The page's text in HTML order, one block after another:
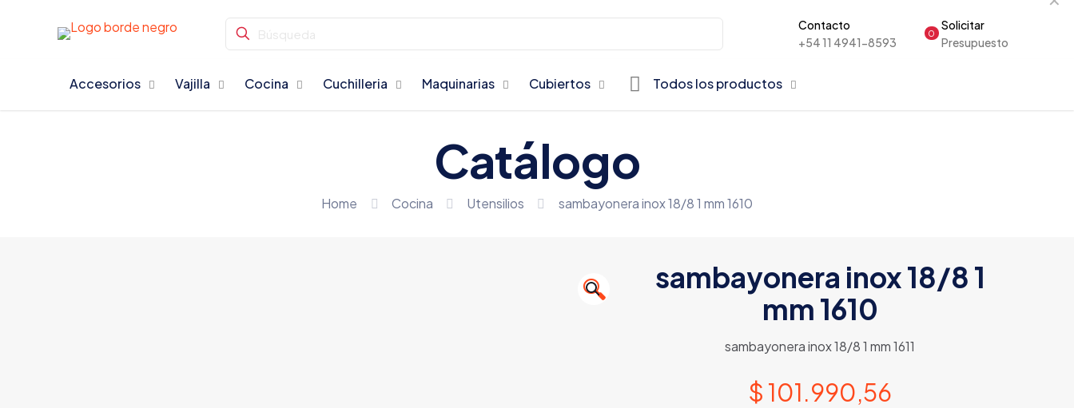
Contacto
+54 11 4941-8593
0
Solicitar
Presupuesto
Accesorios Vajilla Cocina Cuchilleria Maquinarias Cubiertos Todos los productos
Catálogo
Home Cocina Utensilios sambayonera inox 18/8 1 mm 1610
🔍
sambayonera inox 18/8 1
mm 1610
sambayonera inox 18/8 1 mm 1611
$ 101.990,56